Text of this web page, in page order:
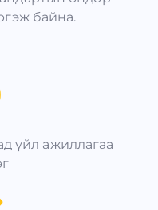
байна.
үйл ажиллагаа